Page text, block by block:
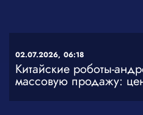
02.07.2026, 06:18
Китайские роботы-
массовую продажу: